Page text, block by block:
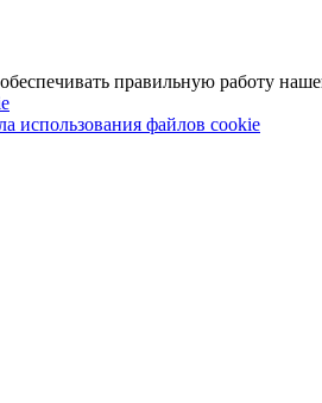
правильную работу
использования файлов cookie